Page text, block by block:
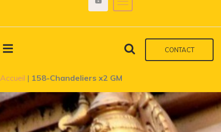
CONTACT
Accueil | 158-Chandeliers x2 GM